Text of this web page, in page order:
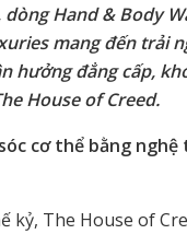
Hand & Body
mang đến trải
hưởng đẳng cấp,
House of Creed.
cơ thể bằng
kỷ, The House of